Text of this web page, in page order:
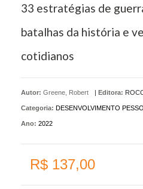
33 estratégias de
batalhas da história e
cotidianos
Autor: Greene, Robert | Editora:
Categoria: DESENVOLVIMENTO
Ano: 2022
R$ 137,00